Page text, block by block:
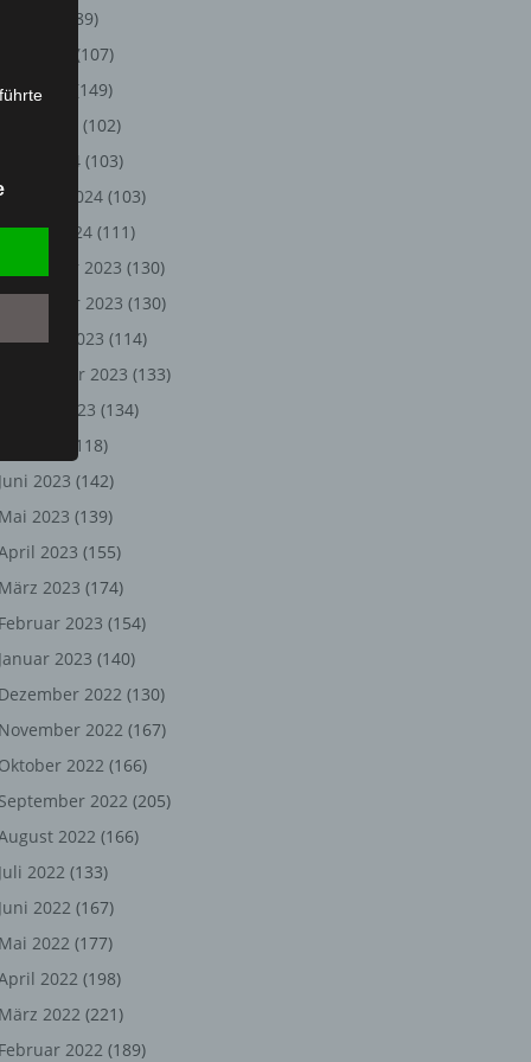
(89)
(107)
Mai 2024
(149)
(102)
März 2024 (103)
2024 (103)
2024 (111)
Dezember 2023 (130)
November 2023 (130)
2023 (114)
September 2023 (133)
August 2023 (134)
(118)
Juni 2023 (142)
Mai 2023 (139)
2023 (155)
März 2023 (174)
Februar 2023 (154)
Januar 2023 (140)
Dezember 2022 (130)
November 2022 (167)
Oktober 2022 (166)
September 2022 (205)
2022 (166)
Juli 2022 (133)
Juni 2022 (167)
Mai 2022 (177)
2022 (198)
März 2022 (221)
Februar 2022 (189)
oder